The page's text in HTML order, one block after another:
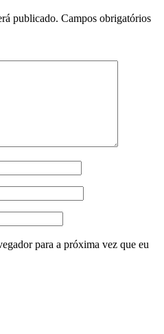
publicado. Campos obrigatórios
para a próxima vez que eu